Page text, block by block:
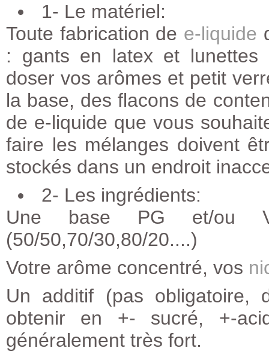
1- Le matériel:
Toute fabrication de e-liquide
: gants en latex et lunettes
doser vos arômes et petit
la base, des flacons de
de e-liquide que vous
faire les mélanges doivent
stockés dans un endroit
2- Les ingrédients:
Une base PG et/ou
(50/50,70/30,80/20....)
Votre arôme concentré, vos
Un additif (pas obligatoire,
obtenir en +- sucré, +-
généralement très fort.